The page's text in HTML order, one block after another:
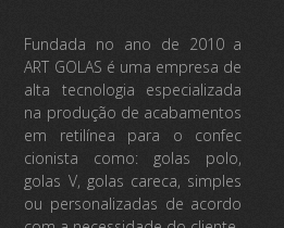
Fundada no ano de 2010 a
ART GOLAS é uma empresa de
alta tecnologia especializada
na produção de acabamentos
em retilínea para o confec
cionista como: golas polo,
golas V, golas careca, simples
ou personalizadas de acordo